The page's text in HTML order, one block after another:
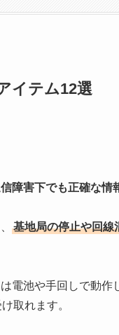
イテム12選
障害下でも正確な情
基地局の停止や回線
電池や手回しで動作
取れます。